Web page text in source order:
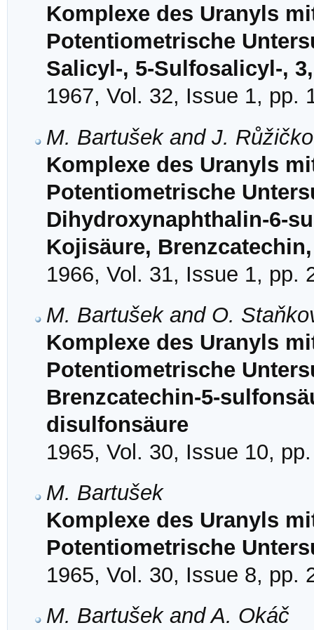
Komplexe des Uranyls
Potentiometrische
Salicyl-, 5-Sulfosalicyl-,
1967, Vol. 32, Issue 1, pp.
M. Bartušek and J.
Komplexe des Uranyls
Potentiometrische
Dihydroxynaphthalin-6-
Kojisäure,
1966, Vol. 31, Issue 1, pp.
M. Bartušek and O.
Komplexe des Uranyls
Potentiometrische
Brenzcatechin-5-
disulfonsäure
1965, Vol. 30, Issue 10,
M. Bartušek
Komplexe des Uranyls
Potentiometrische
1965, Vol. 30, Issue 8, pp.
M. Bartušek and A. Okáč